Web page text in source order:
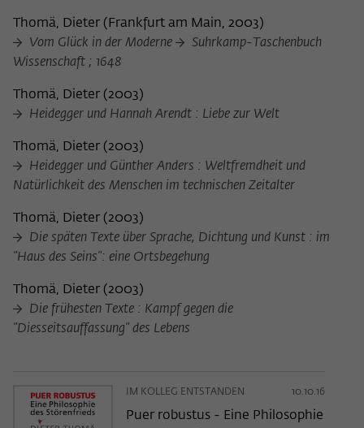
Thomä, Dieter ( Frankfurt am Main, 2003)
Vom Glück in der Moderne
Suhrkamp-Taschenbuch
Wissenschaft ; 1648
Thomä, Dieter (2003)
Heidegger und Hannah Arendt : Liebe zur Welt
Thomä, Dieter (2003)
Heidegger und Günther Anders : Weltfremdheit und
Natürlichkeit des Menschen im technischen Zeitalter
Thomä, Dieter (2003)
Die späten Texte über Sprache, Dichtung und Kunst : im
"Haus des Seins": eine Ortsbegehung
Thomä, Dieter (2003)
Die frühesten Texte : Kampf gegen die
"Diesseitsauffassung" des Lebens
IM KOLLEG ENTSTANDEN 10.10.16
Puer robustus - Eine Philosophie